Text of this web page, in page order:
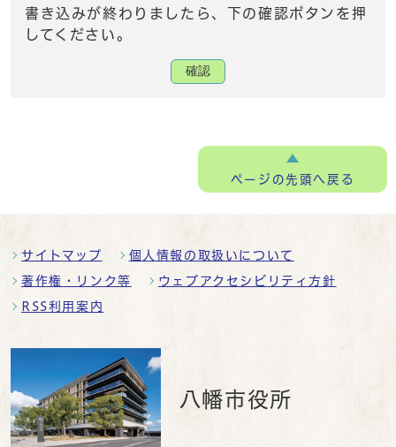
書き込みが終わりましたら、下の確認ボタンを押
してください。
確認
ページの先頭へ戻る
サイトマップ 個人情報の取扱いについて
著作権・リンク等 ウェブアクセシビリティ方針
RSS利用案内
八幡市役所